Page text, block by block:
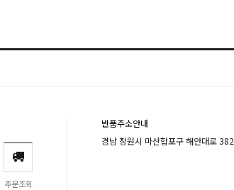
주문조회
반품주소안내
경남 창원시 마산합포구 해안대로 382